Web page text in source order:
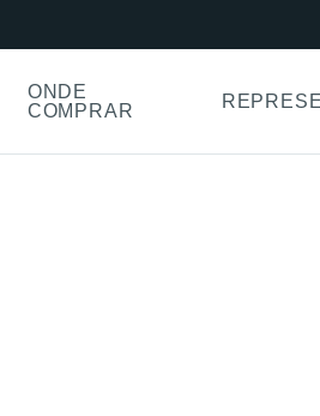
ONDE
COMPRAR